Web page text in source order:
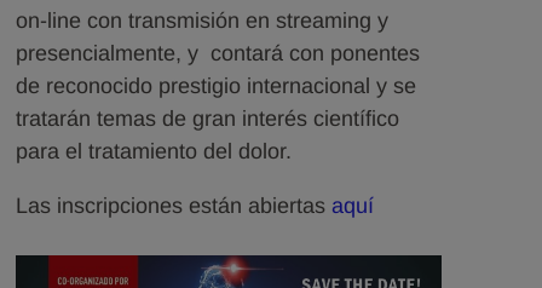
on-line con transmisión en streaming y
presencialmente, y contará con ponentes
de reconocido prestigio internacional y se
tratarán temas de gran interés científico
para el tratamiento del dolor.
Las inscripciones están abiertas aquí